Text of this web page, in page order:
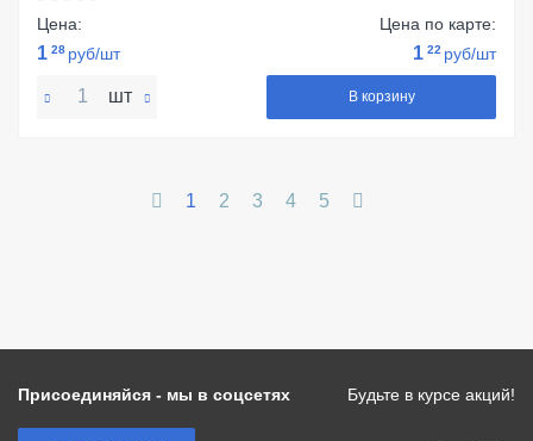
Цена:
1 28 руб/шт
Цена по карте:
1 22 руб/шт
шт В корзину
1 2 3 4 5
Присоединяйся - мы в соцсетях Будьте в курсе акций!